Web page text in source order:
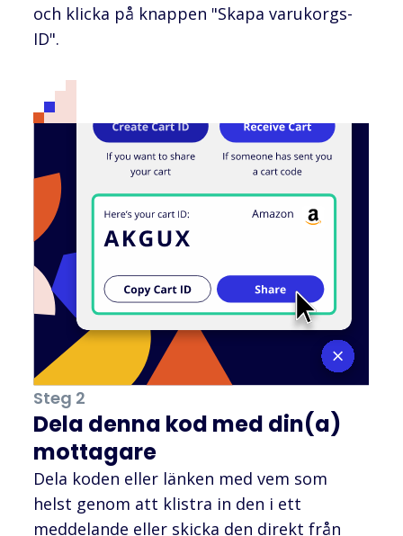
och klicka på knappen "Skapa varukorgs-
ID".
Steg 2
Dela denna kod med din(a)
mottagare
Dela koden eller länken med vem som
helst genom att klistra in den i ett
meddelande eller skicka den direkt från